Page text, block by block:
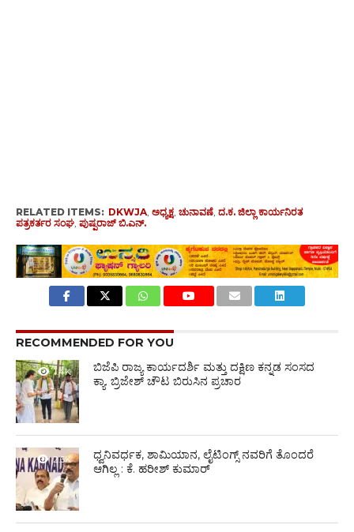
RELATED ITEMS: DKWJA, ಅಧ್ಯಕ್ಷ, ಚುನಾವಣೆ, ದ.ಕ. ಜಿಲ್ಲಾ ಕಾರ್ಯನಿರತ
ಪತ್ರಕರ್ತರ ಸಂಘ, ಪುಷ್ಪರಾಜ್ ಬಿ.ಎನ್.
RECOMMENDED FOR YOU
1.4K
ಬಿಜೆಪಿ ರಾಜ್ಯ ಕಾರ್ಯದರ್ಶಿ ಮತ್ತು ದಕ್ಷಿಣ ಕನ್ನಡ ಸಂಸದ
ಕ್ಯಾ. ಬ್ರಿಜೇಶ್‌ ಚೌಟ ಬಿರುಸಿನ ಪ್ರಚಾರ
2.6K
ಧ್ವನಿವರ್ಧಕ, ಶಾಮಿಯಾನ, ಲೈಟಿಂಗ್ಸ್ ನವರಿಗೆ ತೊಂದರೆ
ಆಗಿಲ್ಲ : ಕೆ. ಹರೀಶ್ ಕುಮಾರ್